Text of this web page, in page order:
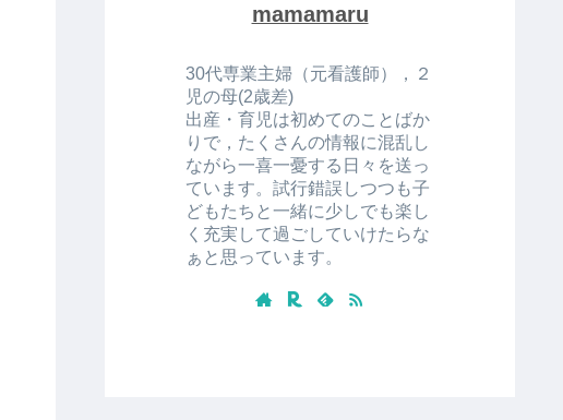
mamamaru
30代専業主婦（元看護師），２
児の母(2歳差)
出産・育児は初めてのことばか
りで，たくさんの情報に混乱し
ながら一喜一憂する日々を送っ
ています。試行錯誤しつつも子
どもたちと一緒に少しでも楽し
く充実して過ごしていけたらな
ぁと思っています。